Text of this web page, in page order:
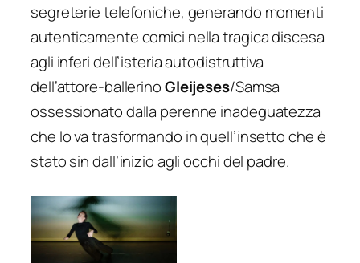
segreterie telefoniche, generando momenti
autenticamente comici nella tragica discesa
agli inferi dell’isteria autodistruttiva
dell’attore-ballerinoGleijeses/Samsa
ossessionato dalla perenne inadeguatezza
che lo va trasformando in quell’insetto che è
stato sin dall’inizio agli occhi del padre.